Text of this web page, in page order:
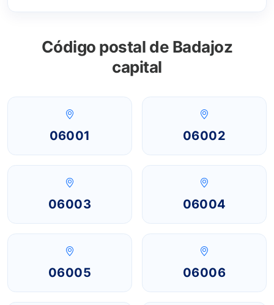
Código postal de Badajoz
capital
06001 06002
06003 06004
06005 06006